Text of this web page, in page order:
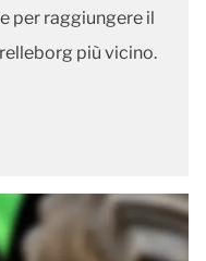
per raggiungere il
più vicino.